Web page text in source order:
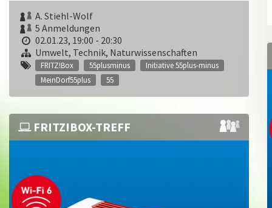
A. Stiehl-Wolf
5 Anmeldungen
02.01.23, 19:00 - 20:30
Umwelt, Technik, Naturwissenschaften
FRITZ!Box 55plusminus
Initiative 55plus-minus
MeinDorf55plus
55
FRITZ!BOX-TREFF